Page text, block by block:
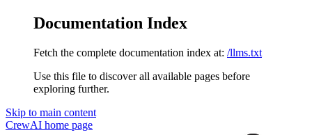
Documentation Index
Fetch the complete documentation index at: /llms.txt
Use this file to discover all available pages before
exploring further.
Skip to main content
CrewAI home page